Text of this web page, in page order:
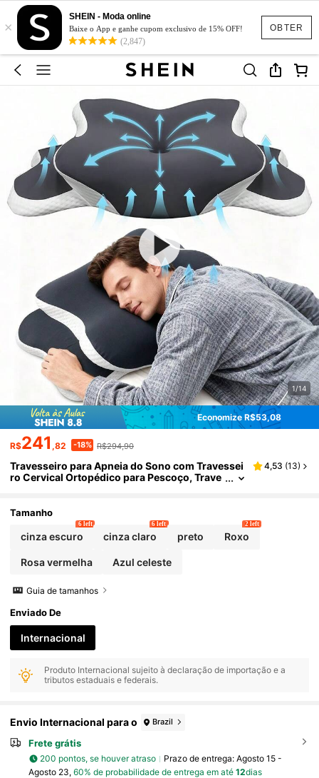
OBTER
×
SHEIN - Moda online
Baixe o App e ganhe cupom exclusivo de 15% OFF!
(2,847)
1/14
Economize R$53,08
R$241 ,82 -18% R$294,90
Travesseiro para Apneia do Sono com Travessei
ro Cervical Ortopédico para Pescoço, Trave
porte Firme Médio
4,53 (13)
Tamanho
cinza escuro
6 left
cinza claro
6 left
preto Roxo
2 left
Rosa vermelha Azul celeste
Guia de tamanhos
Enviado De
Internacional
Produto Internacional sujeito à declaração de importação e a
tributos estaduais e federais.
Envio Internacional para o Brazil
Frete grátis
200 pontos, se houver atraso Prazo de entrega: Agosto 15 -
Agosto 23, 60% de probabilidade de entrega em até 12dias